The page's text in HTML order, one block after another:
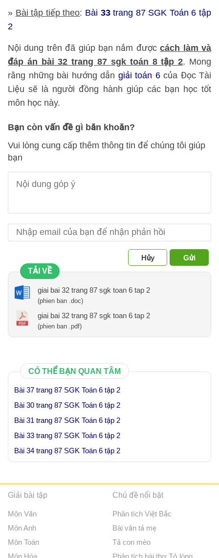
» Bài tập tiếp theo: Bài 33trang 87 SGK Toán 6 tập
2
Nội dung trên đã giúp bạn nắm đượccách làm và
đáp án bài 32 trang 87 sgk toán 8 tập 2. Mong
rằng những bài hướng dẫn giải toán 6của Đọc Tài
Liệu sẽ là người đồng hành giúp các bạn học tốt
môn học này.
Bạn còn vấn đề gì băn khoăn?
Vui lòng cung cấp thêm thông tin để chúng tôi giúp
bạn
Hủy
Gửi
TẢI VỀ
giai bai 32 trang 87 sgk toan 6 tap 2
(phien ban .doc)
giai bai 32 trang 87 sgk toan 6 tap 2
(phien ban .pdf)
CÓ THỂ BẠN QUAN TÂM
Bài 37 trang 87 SGK Toán 6 tập 2
Bài 30 trang 87 SGK Toán 6 tập 2
Bài 31 trang 87 SGK Toán 6 tập 2
Bài 33 trang 87 SGK Toán 6 tập 2
Bài 34 trang 87 SGK Toán 6 tập 2
Giải bài tập
Môn Văn
Môn Anh
Môn Toán
Chủ đề nổi bật
Phân tích Việt Bắc
Bài văn tả mẹ
Tả con mèo